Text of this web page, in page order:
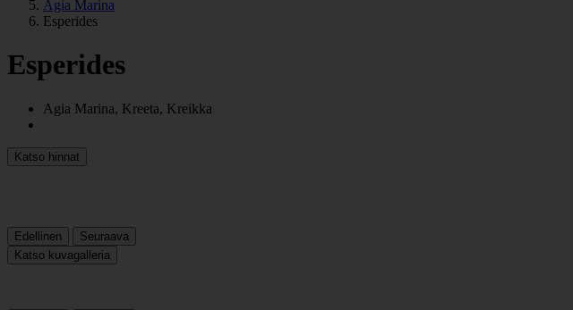
Agia Marina
Esperides
Esperides
Agia Marina, Kreeta, Kreikka
Katso hinnat
Edellinen
Seuraava
Katso kuvagalleria